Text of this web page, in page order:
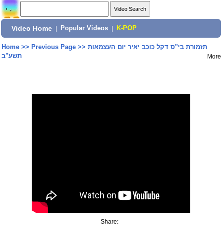
Video Home Popular Videos K-POP
Home>> Previous Page>> תזמורת בי"ס דקל כוכב יאיר יום העצמאות
תשע"ב
More
Share: